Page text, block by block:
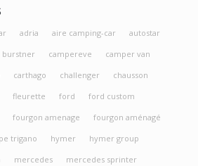
adria aire camping-car
autostar
burstner campereve
camper van
carthago challenger
chausson
fleurette ford
ford custom
fourgon amenage
fourgon aménagé
trigano hymer
hymer group
mercedes
mercedes sprinter